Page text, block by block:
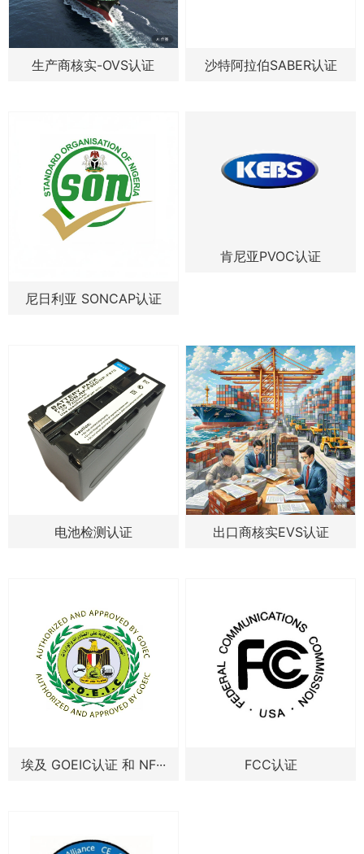
生产商核实-OVS认证 沙特阿拉伯SABER认证
尼日利亚 SONCAP认证
肯尼亚PVOC认证
电池检测认证 出口商核实EVS认证
埃及 GOEIC认证 和 NF··· FCC认证